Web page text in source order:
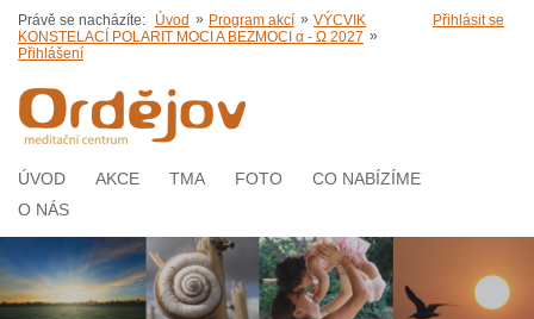
Přihlásit se
Právě se nacházíte: Úvod » Program akcí » VÝCVIK
KONSTELACÍ POLARIT MOCI A BEZMOCI α - Ω 2027 »
Přihlášení
ÚVOD AKCE TMA FOTO
CO NABÍZÍME
O NÁS